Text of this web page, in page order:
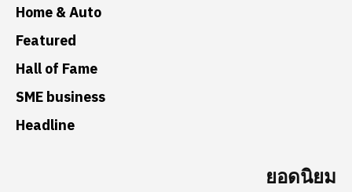
Home & Auto
Featured
Hall of Fame
SME business
Headline
ยอดนิยม